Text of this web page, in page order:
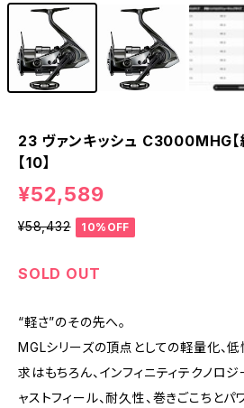
23 ヴァンキッシュ C3000MHG【
【10】
¥52,589
¥58,432 10%OFF
SOLD OUT
“軽さ”のその先へ。
MGLシリーズの頂点としての軽量化、
求はもちろん、インフィニティテクノロ
ャストフィール、耐久性、巻きごこちと